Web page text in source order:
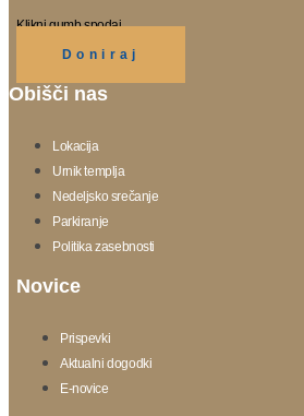
Klikni gumb spodaj.
Doniraj
Obišči nas
Lokacija
Urnik templja
Nedeljsko srečanje
Parkiranje
Politika zasebnosti
Novice
Prispevki
Aktualni dogodki
E-novice